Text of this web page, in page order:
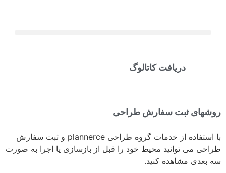
دریافت کاتالوگ
روشهای ثبت سفارش طراحی
با استفاده از خدمات گروه طراحی plannerce و ثبت سفارش
طراحی می توانید محیط خود را قبل از بازسازی یا اجرا به صورت
سه بعدی مشاهده کنید.